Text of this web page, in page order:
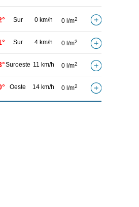
Sur 0 km/h 0 l/m2
Sur 4 km/h 0 l/m2
Suroeste 11 km/h 0 l/m2
Oeste 14 km/h 0 l/m2